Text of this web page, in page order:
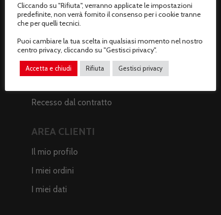
ASSISTENZA CLIENTI
Spedizioni
Metodi di pagamento
Termini e condizioni di vendita
Recesso dal contratto
AREA CLIENTI
Il mio profilo
I miei ordini
I miei dati
Cliccando su "Rifiuta", verranno applicate le impostazioni
predefinite, non verrà fornito il consenso per i cookie tranne
che per quelli tecnici.
Puoi cambiare la tua scelta in qualsiasi momento nel nostro
centro privacy, cliccando su "Gestisci privacy".
Accetta e chiudi Rifiuta Gestisci privacy